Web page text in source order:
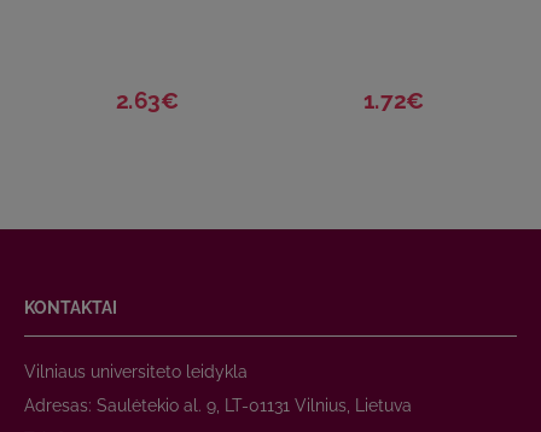
2.63€ 1.72€
KONTAKTAI
Vilniaus universiteto leidykla
Adresas: Saulėtekio al. 9, LT-01131 Vilnius, Lietuva